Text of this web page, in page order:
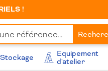
!
Stockage
Equipement
d'atelier